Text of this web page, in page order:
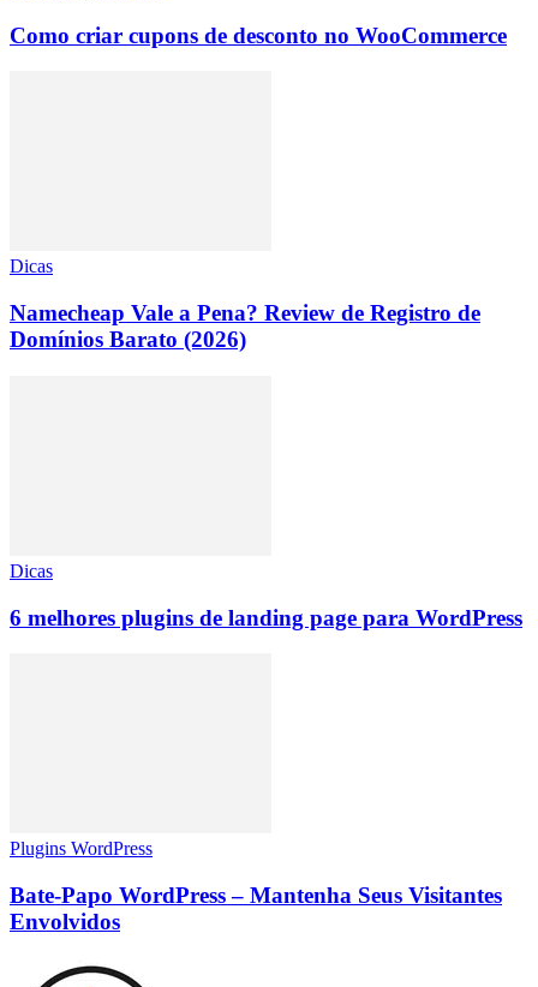
Como criar cupons de desconto no WooCommerce
Dicas
Namecheap Vale a Pena? Review de Registro de
Domínios Barato (2026)
Dicas
6 melhores plugins de landing page para WordPress
Plugins WordPress
Bate-Papo WordPress – Mantenha Seus Visitantes
Envolvidos